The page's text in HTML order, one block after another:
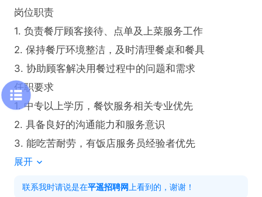
岗位职责
1. 负责餐厅顾客接待、点单及上菜服务工作
2. 保持餐厅环境整洁，及时清理餐桌和餐具
3. 协助顾客解决用餐过程中的问题和需求
任职要求
1. 中专以上学历，餐饮服务相关专业优先
2. 具备良好的沟通能力和服务意识
3. 能吃苦耐劳，有饭店服务员经验者优先
展开
联系我时请说是在平遥招聘网 上看到的，谢谢！